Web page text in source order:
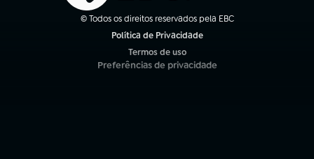
© Todos os direitos reservados pela EBC
Política de Privacidade
Termos de uso
(abre em nova aba)
Preferências de privacidade